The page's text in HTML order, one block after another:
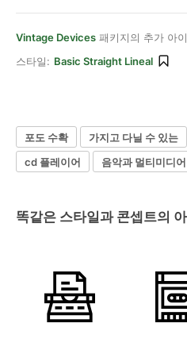
Vintage Devices 패키지의 추가 아
스타일: Basic Straight Lineal
포도 수확 가지고 다닐 수 있는
cd 플레이어
음악과 멀티미디어
똑같은 스타일과 콘셉트의